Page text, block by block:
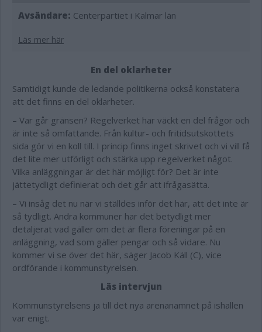
Avsändare: Centerpartiet i Kalmar län
Läs mer här
En del oklarheter
Samtidigt kunde de ledande politikerna också konstatera
att det finns en del oklarheter.
– Var går gränsen? Regelverket har väckt en del frågor och
är inte så omfattande. Från kultur- och fritidsutskottets
sida gör vi en koll till. I princip finns inget skrivet och vi vill få
det lite mer utförligt och stärka upp regelverket något.
Vilka anläggningar är det här möjligt för? Det är inte
jättetydligt definierat och det går att ifrågasätta.
– Vi insåg det nu när vi ställdes inför det här, att det inte är
så tydligt. Andra kommuner har det betydligt mer
detaljerat vad gäller om det är flera föreningar på en
anläggning, vad som gäller pengar och så vidare. Nu
kommer vi se över det här, säger Jacob Käll (C), vice
ordförande i kommunstyrelsen.
Läs intervjun
Kommunstyrelsens ja till det nya arenanamnet på ishallen
var enigt.